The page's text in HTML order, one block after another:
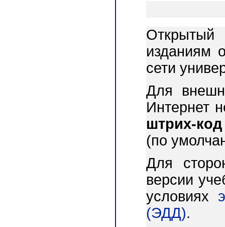
Открытый
изданиям
сети
Для
Интернет
штрих-код
(по
Для
версии
условиях
(ЭДД).